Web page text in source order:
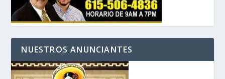
NUESTROS ANUNCIANTES